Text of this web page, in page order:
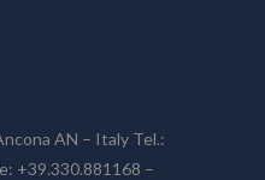
AN – Italy Tel.:
+39.330.881168 –